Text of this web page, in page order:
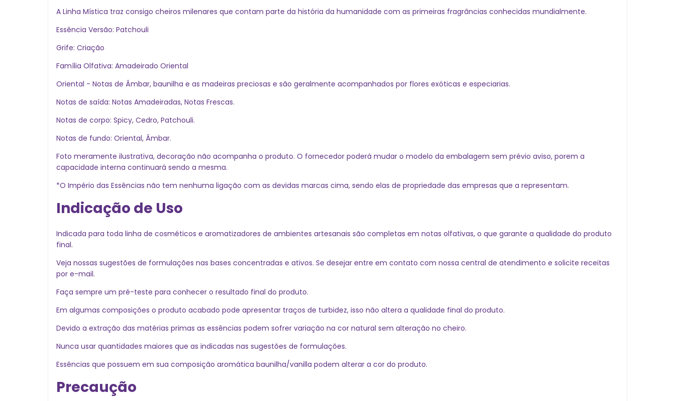
A Linha Mística traz consigo cheiros milenares que contam parte da história da humanidade com as primeiras fragrâncias conhecidas mundialmente.
Essência Versão: Patchouli
Grife: Criação
Família Olfativa: Amadeirado Oriental
Oriental - Notas de Âmbar, baunilha e as madeiras preciosas e são geralmente acompanhados por flores exóticas e especiarias.
Notas de saída: Notas Amadeiradas, Notas Frescas.
Notas de corpo: Spicy, Cedro, Patchouli.
Notas de fundo: Oriental, Âmbar.
Foto meramente ilustrativa, decoração não acompanha o produto. O fornecedor poderá mudar o modelo da embalagem sem prévio aviso, porem a
capacidade interna continuará sendo a mesma.
*O Império das Essências não tem nenhuma ligação com as devidas marcas cima, sendo elas de propriedade das empresas que a representam.
Indicação de Uso
Indicada para toda linha de cosméticos e aromatizadores de ambientes artesanais são completas em notas olfativas, o que garante a qualidade do produto
final.
Veja nossas sugestões de formulações nas bases concentradas e ativos. Se desejar entre em contato com nossa central de atendimento e solicite receitas
por e-mail.
Faça sempre um pré-teste para conhecer o resultado final do produto.
Em algumas composições o produto acabado pode apresentar traços de turbidez, isso não altera a qualidade final do produto.
Devido a extração das matérias primas as essências podem sofrer variação na cor natural sem alteração no cheiro.
Nunca usar quantidades maiores que as indicadas nas sugestões de formulações.
Essências que possuem em sua composição aromática baunilha/vanilla podem alterar a cor do produto.
Precaução